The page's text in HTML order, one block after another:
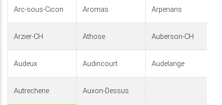
Arc-sous-Cicon Aromas Arpenans
Arzier-CH Athose Auberson-CH
Audeux Audincourt Audelange
Autrechene Auxon-Dessus .